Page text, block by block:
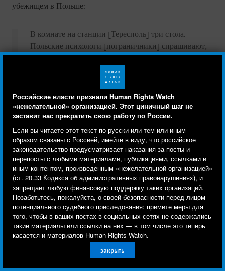
Российские власти признали Human Rights Watch
«нежелательной» организацией. Этот циничный шаг не
заставит нас прекратить свою работу по России.
Если вы читаете этот текст по-русски или тем или иным
образом связаны с Россией, имейте в виду, что российское
законодательство предусматривает наказания за посты и
перепосты с любыми материалами, публикациями, ссылками и
иным контентом, произведенным «нежелательной организацией»
(ст. 20.33 Кодекса об административных правонарушениях), и
запрещает любую финансовую поддержку таких организаций.
Позаботьтесь, пожалуйста, о своей безопасности перед лицом
потенциального судебного преследования: примите меры для
того, чтобы в ваших постах в социальных сетях не содержались
такие материалы или ссылки на них — в том числе это теперь
касается и материалов Human Rights Watch.
закрыть
убежищем в Польше:
В комнате на станции [Тересполь] три стола.
Польские психологи [пограничники] спрашивают,
говорю, что приехала сюда, чтобы защитить 14-
летнего мальчика, потому что у него отец у
боевиков был, убили его на войне, теперь у
мальчика из-за этого дома проблемы будут. Поляки
ничего не говорят, только слушают и что-то там себе
в компьютере пишут. После интервью, это где-то
минут 5 – 10 продолжается, нам еще часа два ждать
приходится, потом на поезд обратно в Брест сажают.
31-летний «Эльдар», уехавший из Чечни с женой и пятью
детьми в возрасте от 2 до 11 лет, рассказал, что 9 раз
безуспешно пытался подать ходатайство об убежище в
Польше. Он также отметил скептическое и, как
представляется, сознательно пренебрежительное
отношение на станции Тересполь:
Human Rights Watch cookie preferences
Мы используем файлы cookie, технологии
отслеживания и сторонние аналитические
инструменты, чтобы лучше понять, кто посещает
сайт, и улучшить ваш опыт взаимодействия с ним.
Используя наш сайт, вы соглашаетесь с этим.
Ознакомьтесь с нашей политикой
конфиденциальности,чтобы узнать, для чего
используются файлы cookie и как изменить ваши
настройки.